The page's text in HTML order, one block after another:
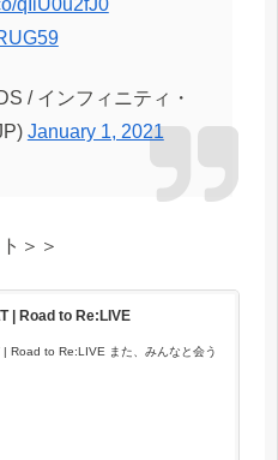
qIiU0u2fJ0
/ インフィニティ・
January 1, 2021
＞＞
| Road to Re:LIVE
| Road to Re:LIVE また、みんなと会う